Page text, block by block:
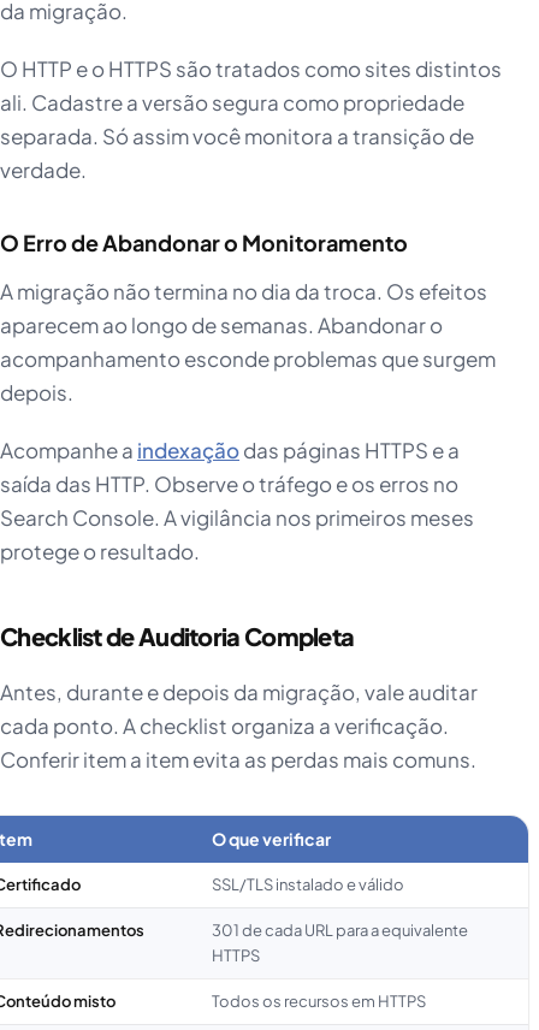
da migração.
O HTTP e o HTTPS são tratados como sites distintos
ali. Cadastre a versão segura como propriedade
separada. Só assim você monitora a transição de
verdade.
O Erro de Abandonar o Monitoramento
A migração não termina no dia da troca. Os efeitos
aparecem ao longo de semanas. Abandonar o
acompanhamento esconde problemas que surgem
depois.
Acompanhe a indexaçãodas páginas HTTPS e a
saída das HTTP. Observe o tráfego e os erros no
Search Console. A vigilância nos primeiros meses
protege o resultado.
Checklist de Auditoria Completa
Antes, durante e depois da migração, vale auditar
cada ponto. A checklist organiza a verificação.
Conferir item a item evita as perdas mais comuns.
O que verificar
SSL/TLS instalado e válido
301 de cada URL para a equivalente
HTTPS
misto Todos os recursos em HTTPS